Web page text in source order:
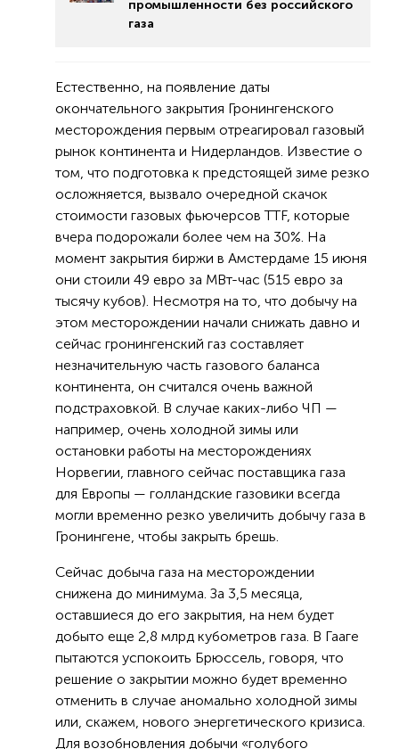
промышленности без российского
газа
Естественно, на появление даты
окончательного закрытия Гронингенского
месторождения первым отреагировал газовый
рынок континента и Нидерландов. Известие о
том, что подготовка к предстоящей зиме резко
осложняется, вызвало очередной скачок
стоимости газовых фьючерсов TTF, которые
вчера подорожали более чем на 30%. На
момент закрытия биржи в Амстердаме 15 июня
они стоили 49 евро за МВт-час (515 евро за
тысячу кубов). Несмотря на то, что добычу на
этом месторождении начали снижать давно и
сейчас гронингенский газ составляет
незначительную часть газового баланса
континента, он считался очень важной
подстраховкой. В случае каких-либо ЧП —
например, очень холодной зимы или
остановки работы на месторождениях
Норвегии, главного сейчас поставщика газа
для Европы — голландские газовики всегда
могли временно резко увеличить добычу газа в
Гронингене, чтобы закрыть брешь.
Сейчас добыча газа на месторождении
снижена до минимума. За 3,5 месяца,
оставшиеся до его закрытия, на нем будет
добыто еще 2,8 млрд кубометров газа. В Гааге
пытаются успокоить Брюссель, говоря, что
решение о закрытии можно будет временно
отменить в случае аномально холодной зимы
или, скажем, нового энергетического кризиса.
Для возобновления добычи «голубого